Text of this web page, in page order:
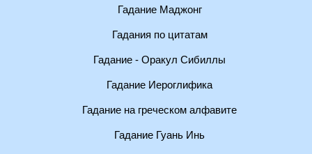
Гадание Маджонг
Гадания по цитатам
Гадание - Оракул Сибиллы
Гадание Иероглифика
Гадание на греческом алфавите
Гадание Гуань Инь